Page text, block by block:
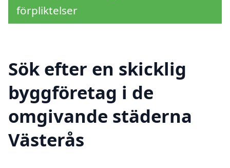
förpliktelser
Sök efter en skicklig
byggföretag i de
omgivande städerna
Västerås